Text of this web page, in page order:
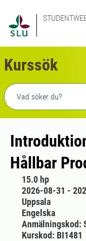
Kurssök
Fritext sökning
Hållbar
15.0 hp
2026-08-31 -
Uppsala
Engelska
Anmälningskod:
Kurskod: BI1481